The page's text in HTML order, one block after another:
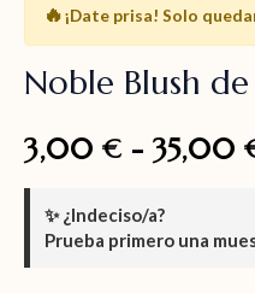
🔥¡Date prisa! Solo
Noble Blush
3,00 € - 35,00
✨¿Indeciso/a?
Prueba primero una